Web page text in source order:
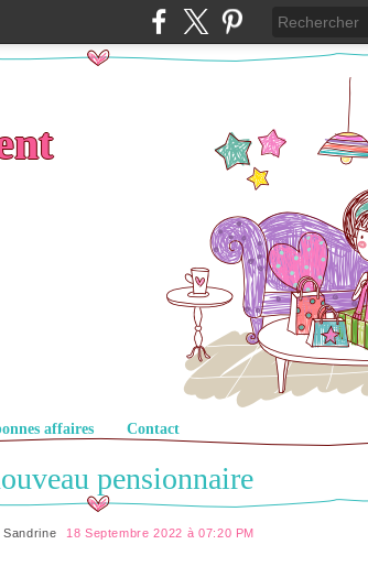
affaires Contact
pensionnaire
Sandrine 18 Septembre 2022 à 07:20 PM